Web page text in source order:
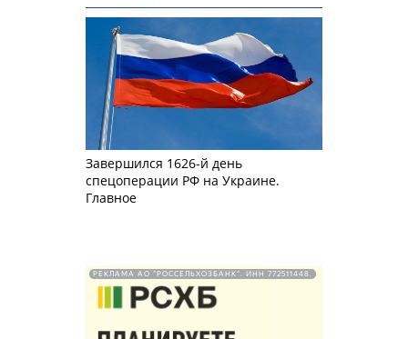
Завершился 1626-й день
спецоперации РФ на Украине.
Главное
РЕКЛАМА АО "РОССЕЛЬХОЗБАНК". ИНН 772511448.